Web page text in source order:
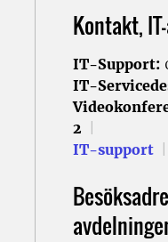
Kontakt,
IT-Support:
IT-
2
IT-support